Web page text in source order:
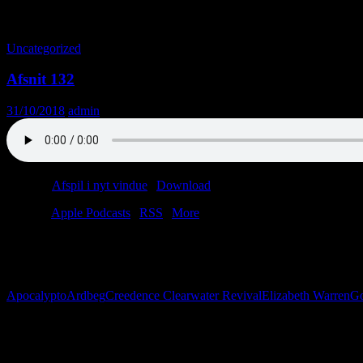
Uncategorized
Afsnit 132
31/10/2018 admin
Afspil i nyt vindue Download
Apple Podcasts RSS
More
ApocalyptoArdbegCreedence Clearwater RevivalElizabeth Warren